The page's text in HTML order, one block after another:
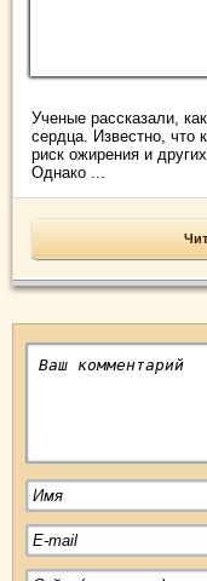
Ученые рассказали,
сердца. Известно, что
риск ожирения и
Однако ...